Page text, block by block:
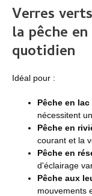
Verres
la pêche
quotidien
Idéal pour :
Pêche en lac
nécessitent
Pêche en
courant et la
Pêche en
d'éclairage
Pêche aux
mouvements